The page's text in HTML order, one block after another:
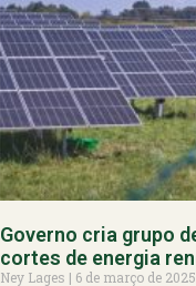
Governo cria grupo
cortes de energia
Ney Lages
6 de março de 2025